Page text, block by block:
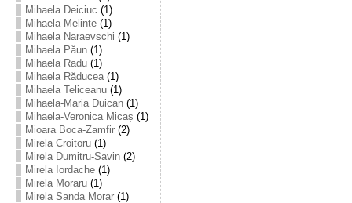
Mihaela Deiciuc (1)
Mihaela Melinte(1)
Mihaela Naraevschi (1)
Mihaela Păun(1)
Mihaela Radu(1)
Mihaela Răducea(1)
Mihaela Teliceanu(1)
Mihaela-Maria Duican(1)
Mihaela-Veronica Micaș (1)
Mioara Boca-Zamfir(2)
Mirela Croitoru(1)
Mirela Dumitru-Savin(2)
Mirela Iordache(1)
Mirela Moraru(1)
Mirela Sanda Morar(1)